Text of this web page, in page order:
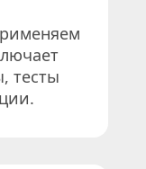
тесты